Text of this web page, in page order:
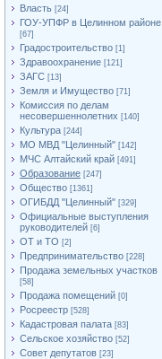
Власть [24]
ГОУ-УПФР в Целинном районе
[67]
Градостроительство [1]
Здравоохранение [121]
ЗАГС [13]
Земля и Имущество [71]
Комиссия по делам
несовершеннолетних [140]
Культура [244]
МО МВД "Целинный" [142]
МЧС Алтайский край [491]
Образование [247]
Общество [1361]
ОГИБДД "Целинный" [329]
Официальные выступления
руководителей [6]
ОТ и ТО [2]
Предпринимательство [228]
Продажа земельных участков
[58]
Продажа помещений [0]
Росреестр [528]
Кадастровая палата [83]
Сельское хозяйство [52]
Совет депутатов [23]